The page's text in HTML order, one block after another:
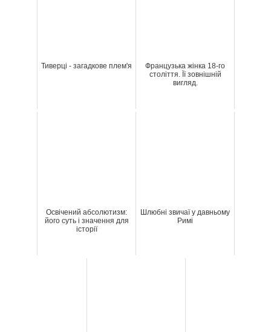
Тиверці - загадкове плем'я
Французька жінка 18-го
століття. Її зовнішній
вигляд.
Освічений абсолютизм:
його суть і значення для
історії
Шлюбні звичаї у давньому
Римі